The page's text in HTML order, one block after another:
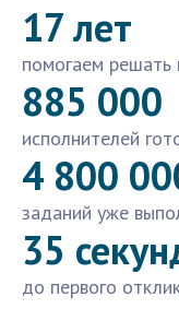
17 лет
помогаем решать
885 000
исполнителей
4 800
заданий уже
35
до первого